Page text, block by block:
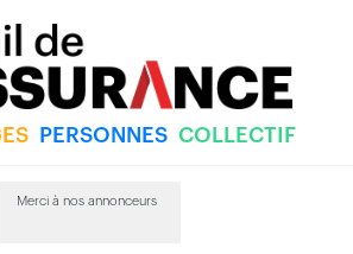
PERSONNES COLLECTIF
DE QUÉBEC
Merci à nos annonceurs